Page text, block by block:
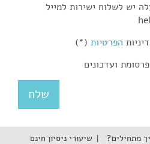
הפרטיות (*)
ועדכונים
מתחילים? שיעורי ניסיון חינם